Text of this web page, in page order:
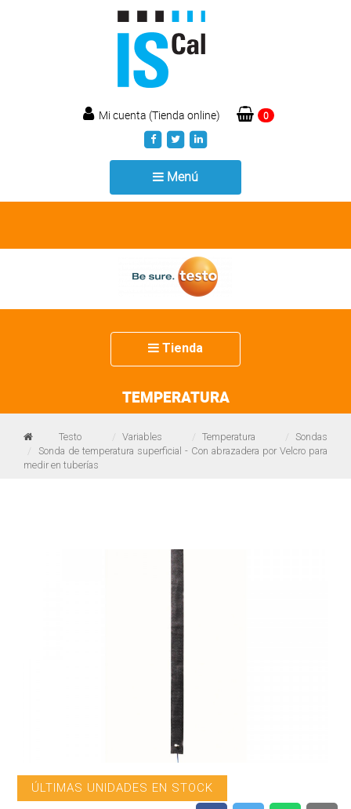
Mi cuenta (Tienda online) 0
Menú
navigation
Tienda
navigation
TEMPERATURA
Testo Variables Temperatura
Sondas
Sonda de temperatura superficial - Con abrazadera por Velcro para
medir en tuberías
ÚLTIMAS UNIDADES EN STOCK